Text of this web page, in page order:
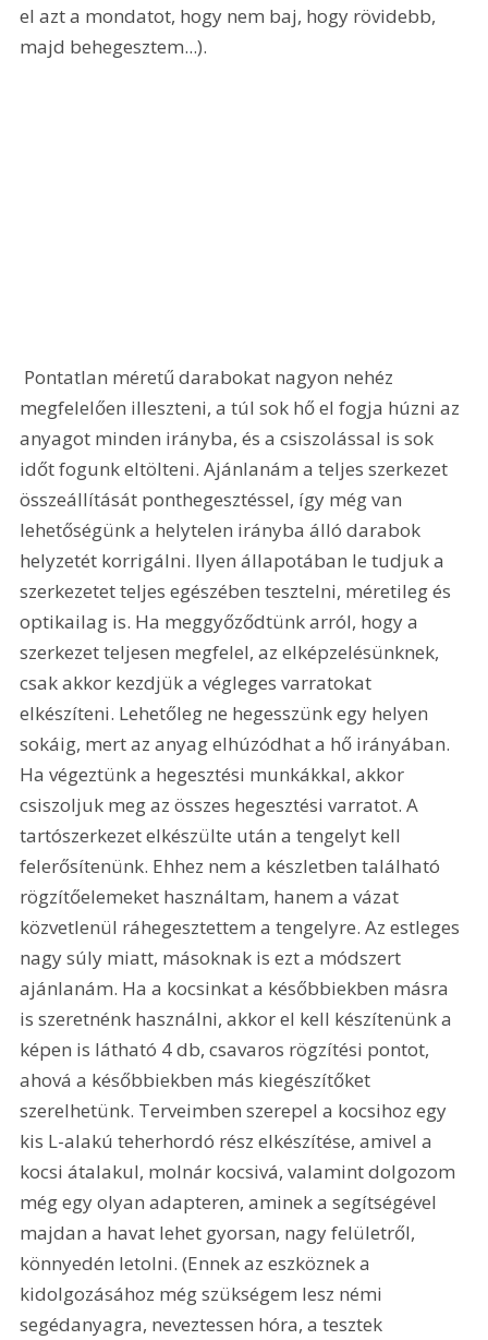
el azt a mondatot, hogy nem baj, hogy rövidebb,
majd behegesztem...).
megfelelően illeszteni, a túl sok hő el fogja húzni az
anyagot minden irányba, és a csiszolással is sok
időt fogunk eltölteni. Ajánlanám a teljes szerkezet
összeállítását ponthegesztéssel, így még van
lehetőségünk a helytelen irányba álló darabok
helyzetét korrigálni. Ilyen állapotában le tudjuk a
szerkezetet teljes egészében tesztelni, méretileg és
optikailag is. Ha meggyőződtünk arról, hogy a
szerkezet teljesen megfelel, az elképzelésünknek,
csak akkor kezdjük a végleges varratokat
elkészíteni. Lehetőleg ne hegesszünk egy helyen
sokáig, mert az anyag elhúzódhat a hő irányában.
Ha végeztünk a hegesztési munkákkal, akkor
csiszoljuk meg az összes hegesztési varratot. A
tartószerkezet elkészülte után a tengelyt kell
felerősítenünk. Ehhez nem a készletben található
rögzítőelemeket használtam, hanem a vázat
közvetlenül ráhegesztettem a tengelyre. Az estleges
nagy súly miatt, másoknak is ezt a módszert
ajánlanám. Ha a kocsinkat a későbbiekben másra
is szeretnénk használni, akkor el kell készítenünk a
képen is látható 4 db, csavaros rögzítési pontot,
ahová a későbbiekben más kiegészítőket
szerelhetünk. Terveimben szerepel a kocsihoz egy
kis L-alakú teherhordó rész elkészítése, amivel a
kocsi átalakul, molnár kocsivá, valamint dolgozom
még egy olyan adapteren, aminek a segítségével
majdan a havat lehet gyorsan, nagy felületről,
könnyedén letolni. (Ennek az eszköznek a
kidolgozásához még szükségem lesz némi
segédanyagra, neveztessen hóra, a tesztek